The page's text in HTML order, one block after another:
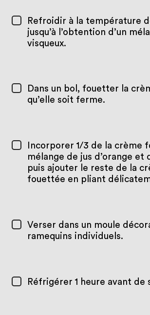
Refroidir à la température
jusqu’à l’obtention d’un
visqueux.
Dans un bol, fouetter la
qu’elle soit ferme.
Incorporer 1/3 de la crème
mélange de jus d’orange et
puis ajouter le reste de la
fouettée en pliant
Verser dans un moule
ramequins individuels.
Réfrigérer 1 heure avant de